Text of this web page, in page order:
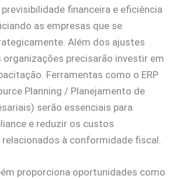
financeira e eficiência
as empresas que se
Além dos ajustes
organizações precisarão investir em
Ferramentas como o ERP
Planning / Planejamento de
serão essenciais para
e reduzir os custos
à conformidade fiscal.
proporciona oportunidades como